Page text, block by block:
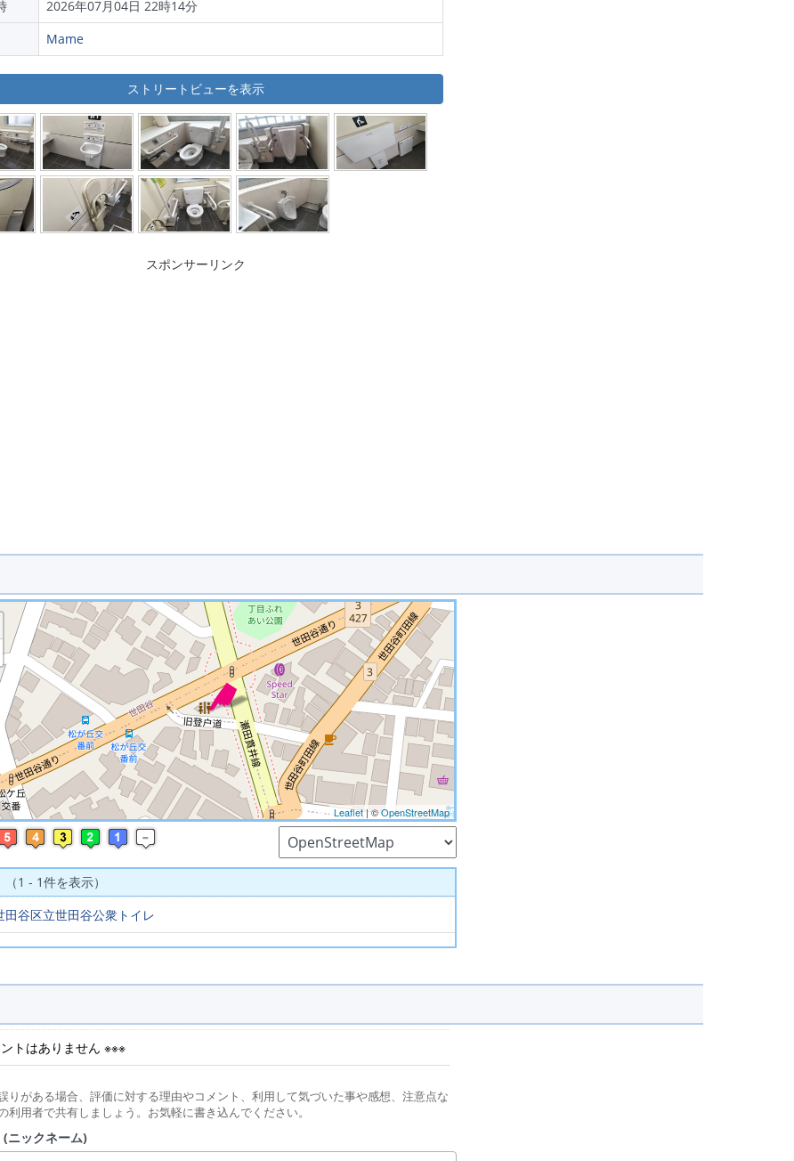
2026年07月04日 22時14分
Mame
ストリートビューを表示
スポンサーリンク
※ マップを検索、表示中です ※
Leaflet| ©OpenStreetMap
1 - 1件を表示）
田谷区立世田谷公衆トイレ
トはありません ※※※
りがある場合、評価に対する理由やコメント、利用して気づいた事や感想、注意点な
利用者で共有しましょう。お気軽に書き込んでください。
(ニックネーム)